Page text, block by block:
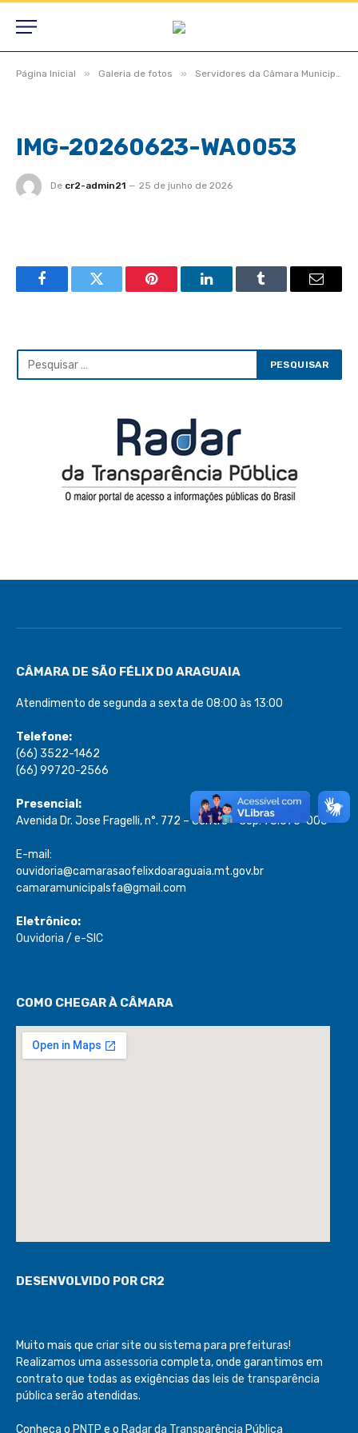
Página Inicial » Galeria de fotos » Servidores da Câmara Municipal de São Félix do Araguaia com a administração do presidente Cristiano Milhomem gestão Biênio.2025/2026, participam do Projeto Articulação Propositiva – Visitas Técnicas
IMG-20260623-WA0053
De cr2-admin21 25 de junho de 2026
FacebookTwitter Pinterest LinkedInTumblr Email
CÂMARA DE SÃO FÉLIX DO ARAGUAIA
Atendimento de segunda a sexta de 08:00 às 13:00
Telefone:
(66) 3522-1462
(66) 99720-2566
Presencial:
Avenida Dr. Jose Fragelli, n°. 772 – Centro – Cep: 78.670-000
E-mail:
ouvidoria@camarasaofelixdoaraguaia.mt.gov.br
camaramunicipalsfa@gmail.com
Eletrônico:
Ouvidoria / e-SIC
COMO CHEGAR À CÂMARA
DESENVOLVIDO POR CR2
Muito mais que criar site ou sistema para prefeituras!
Realizamos uma assessoria completa, onde garantimos em
contrato que todas as exigências das leis de transparência
pública serão atendidas.
Conheça o PNTP e o Radar da Transparência Pública